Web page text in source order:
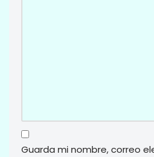
Guarda mi nombre, correo